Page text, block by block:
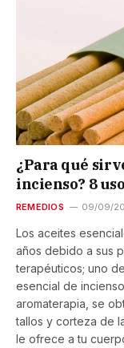
¿Para qué
incienso? 8
REMEDIOS 09/09/
Los aceites
años debido a sus
terapéuticos; uno
esencial de
aromaterapia, se
tallos y corteza de
le ofrece a tu